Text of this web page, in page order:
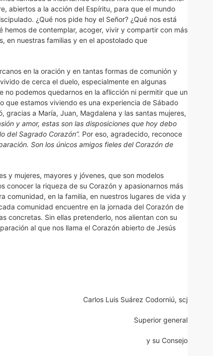
abiertos a la acción del Espíritu, para que el mundo
¿Qué nos pide hoy el Señor? ¿Qué nos está
hemos de contemplar, acoger, vivir y compartir con más
en nuestras familias y en el apostolado que
en la oración y en tantas formas de comunión y
de cerca el duelo, especialmente en algunas
no podemos quedarnos en la aflicción ni permitir que un
que estamos viviendo es una experiencia de Sábado
gracias a María, Juan, Magdalena y las santas mujeres,
y amor, estas son las disposiciones que hoy debo
del Sagrado Corazón”. Por eso, agradecido, reconoce
Son los únicos amigos fieles del Corazón de
y mujeres, mayores y jóvenes, que son modelos
conocer la riqueza de su Corazón y apasionarnos más
comunidad, en la familia, en nuestros lugares de vida y
comunidad encuentre en la jornada del Corazón de
concretas. Sin ellas pretenderlo, nos alientan con su
al que nos llama el Corazón abierto de Jesús
Carlos Luis Suárez Codorniú, scj
Superior general
y su Consejo